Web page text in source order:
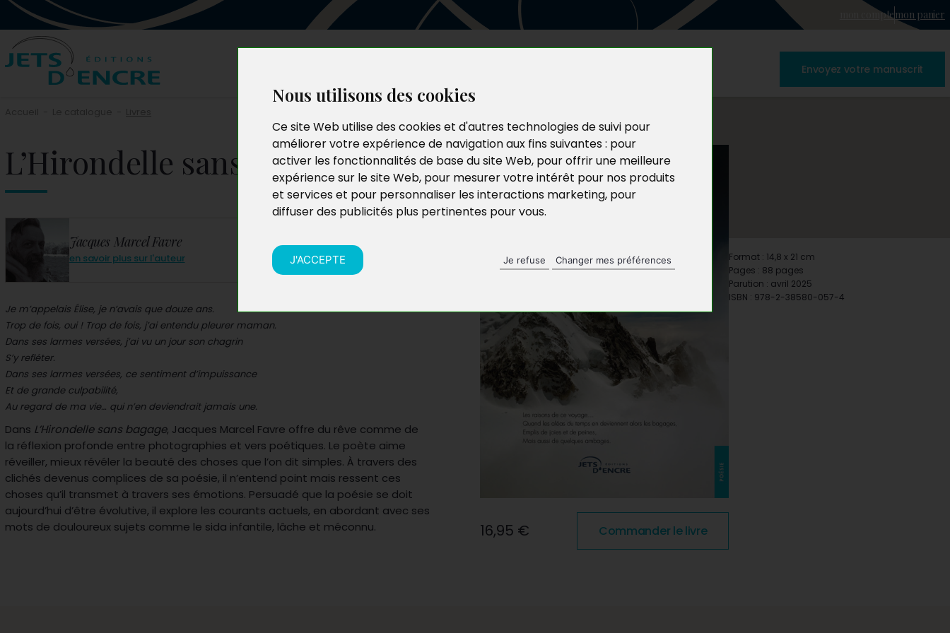
Nous utilisons des cookies
Ce site Web utilise des cookies et d'autres technologies de suivi pour
améliorer votre expérience de navigation aux fins suivantes : pour
activer les fonctionnalités de base du site Web, pour offrir une meilleure
expérience sur le site Web, pour mesurer votre intérêt pour nos produits
et services et pour personnaliser les interactions marketing, pour
diffuser des publicités plus pertinentes pour vous.
J'ACCEPTE Je refuse Changer mes préférences
mon comptemon panier
Envoyez votre manuscrit
L’Hirondelle sans bagage
Jacques Marcel Favre
en savoir plus sur l'auteur
Je m’appelais Élise, je n’avais que douze ans.
Trop de fois, oui ! Trop de fois, j’ai entendu pleurer maman.
Dans ses larmes versées, j’ai vu un jour son chagrin
S’y refléter.
Dans ses larmes versées, ce sentiment d’impuissance
Et de grande culpabilité,
Au regard de ma vie… qui n’en deviendrait jamais une.
Dans L’Hirondelle sans bagage, Jacques Marcel Favre offre du rêve comme de
la réflexion profonde entre photographies et vers poétiques. Le poète aime
réveiller, mieux révéler la beauté des choses que l’on dit simples. À travers des
clichés devenus complices de sa poésie, il n’entend point mais ressent ces
choses qu’il transmet à travers ses émotions. Persuadé que la poésie se doit
aujourd’hui d’être évolutive, il explore les courants actuels, en abordant avec ses
mots de douloureux sujets comme le sida infantile, lâche et méconnu.
16,95 € Commander le livre
Format : 14,8 x 21 cm
Pages : 88 pages
Parution : avril 2025
ISBN : 978-2-38580-057-4